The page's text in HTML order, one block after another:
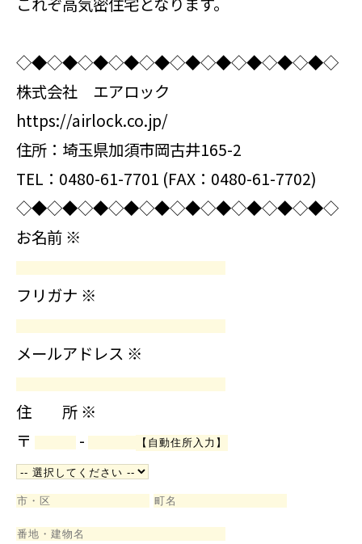
◇◆◇◆◇◆◇◆◇◆◇◆◇◆◇◆◇◆◇◆◇
株式会社 エアロック
https://airlock.co.jp/
住所：埼玉県加須市岡古井165-2
TEL：0480-61-7701 (FAX：0480-61-7702)
◇◆◇◆◇◆◇◆◇◆◇◆◇◆◇◆◇◆◇◆◇
お名前 ※
フリガナ ※
メールアドレス ※
住 所 ※
〒
-